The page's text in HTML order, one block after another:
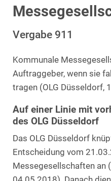
Vergabe 911
Kommunale
Auftraggeber, wenn sie
tragen (OLG Düsseldorf,
Auf einer Linie mit
des OLG Düsseldorf
Das OLG Düsseldorf
Entscheidung vom
Messegesellschaften an